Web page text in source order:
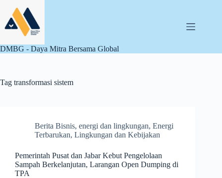
content
DMBG - Daya Mitra Bersama Global
Tag transformasi sistem
Berita Bisnis, energi dan lingkungan, Energi
Terbarukan, Lingkungan dan Kebijakan
Pemerintah Pusat dan Jabar Kebut Pengelolaan
Sampah Berkelanjutan, Larangan Open Dumping di
TPA